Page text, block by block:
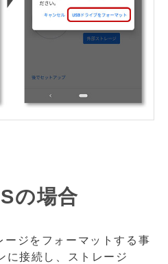
の場合
ジをフォーマットする事
に接続し、ストレージ